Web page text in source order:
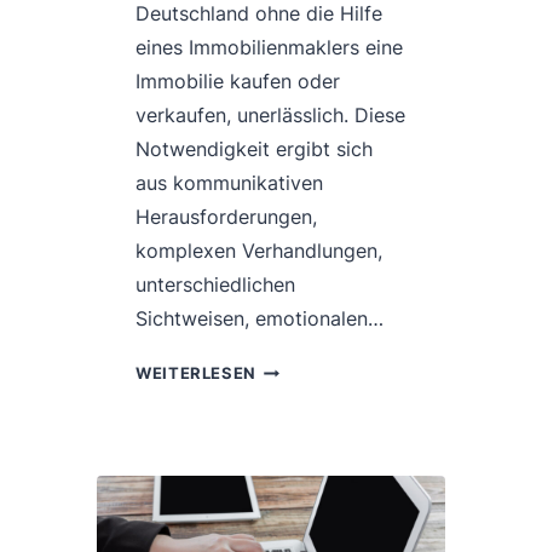
Deutschland ohne die Hilfe
eines Immobilienmaklers eine
Immobilie kaufen oder
verkaufen, unerlässlich. Diese
Notwendigkeit ergibt sich
aus kommunikativen
Herausforderungen,
komplexen Verhandlungen,
unterschiedlichen
Sichtweisen, emotionalen…
WEITERLESEN KONFLIKTMANAGEMENT
VERKAUF
VON
WOHNIMMOBILIEN